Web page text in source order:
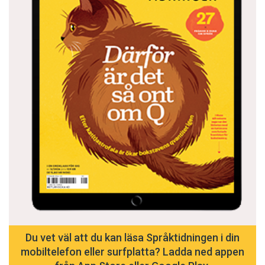
neutralt pronomen. Andra förslag på lösningar
är att till exempel passivisera meningen eller
använda formuleringen han eller hon. Vilket
pronomen som bör användas om transpersoner
berörs inte.
Språkrådet bedömer att det inte är troligt att
ordet hen kommer att få spridning, eftersom
strukturerna för pronomen är stabila och svåra
att förändra. Karin Milles, språkforskare på
Södertörns hög­skola med språk och kön som
specialinriktning, håller med:
– Jag anser att det finns språkliga alternativ,
framför allt lösningen att använda den. Men det
är min åsikt.
Du vet väl att du kan läsa Språktidningen i din
mobiltelefon eller surfplatta? Ladda ned appen